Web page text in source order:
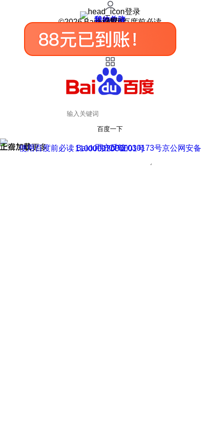
登录
我的关注
我的收藏
皮肤中心
用户反馈
设置
©2026 Baidu 使用百度前必读
百度一下
正在加载
上滑加载更多 用户反馈
使用百度前必读 Baidu 京ICP证030173号
京公网安备11000002000001号